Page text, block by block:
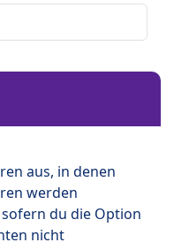
aus, in denen
werden
du die Option
nicht